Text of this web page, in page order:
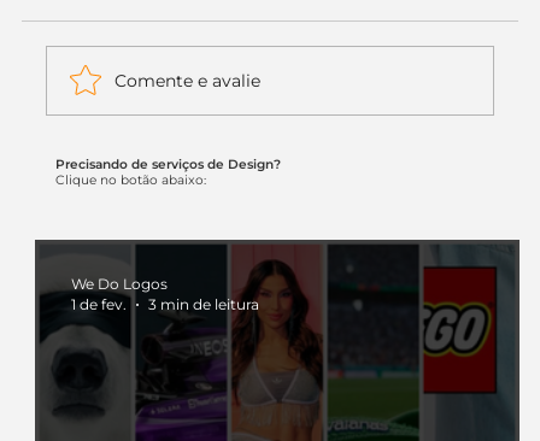
Precisando de serviços de Design?
Clique no botão abaixo:
We Do Logos
1 de fev.
3 min de leitura
Itaú muda apenas duas letras da
começou.
Comente e avalie